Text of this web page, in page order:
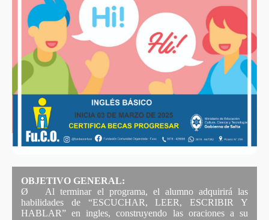
OBJETIVO GENERAL:
Ø
Al terminar el programa, el alumno adquirirá las
habilidades de “ESCUCHAR, LEER, ESCRIBIR Y
HABLAR” en ingles, construyendo las oraciones a su